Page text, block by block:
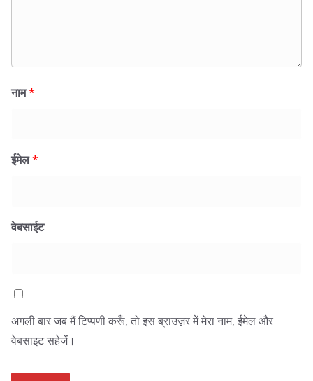
नाम*
ईमेल*
वेबसाईट
अगली बार जब मैं टिप्पणी करूँ, तो इस ब्राउज़र में मेरा नाम, ईमेल और
वेबसाइट सहेजें।